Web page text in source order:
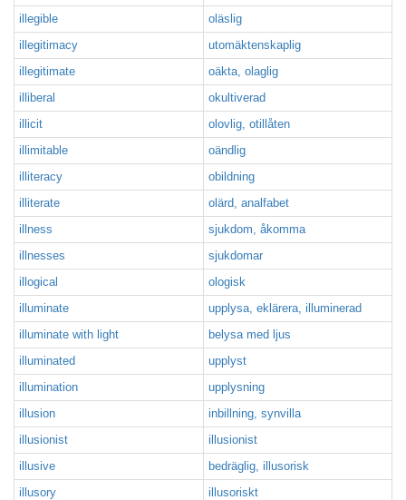
illegible
oläslig
illegitimacy
utomäktenskaplig
illegitimate
oäkta, olaglig
illiberal
okultiverad
illicit
olovlig, otillåten
illimitable
oändlig
illiteracy
obildning
illiterate
olärd, analfabet
illness
sjukdom, åkomma
illnesses
sjukdomar
illogical
ologisk
illuminate
upplysa, eklärera, illuminerad
illuminate with light
belysa med ljus
illuminated
upplyst
illumination
upplysning
illusion
inbillning, synvilla
illusionist
illusionist
illusive
bedräglig, illusorisk
illusory
illusoriskt